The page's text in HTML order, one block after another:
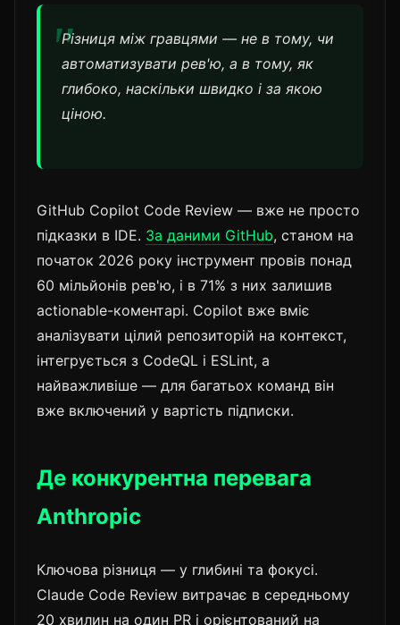
Різниця між гравцями — не в тому, чи
автоматизувати рев'ю, а в тому, як
глибоко, наскільки швидко і за якою
ціною.
GitHub Copilot Code Review — вже не просто
підказки в IDE. За даними GitHub, станом на
початок 2026 року інструмент провів понад
60 мільйонів рев'ю, і в 71% з них залишив
actionable-коментарі. Copilot вже вміє
аналізувати цілий репозиторій на контекст,
інтегрується з CodeQL і ESLint, а
найважливіше — для багатьох команд він
вже включений у вартість підписки.
Де конкурентна перевага
Anthropic
Ключова різниця — у глибині та фокусі.
Claude Code Review витрачає в середньому
20 хвилин на один PR і орієнтований на